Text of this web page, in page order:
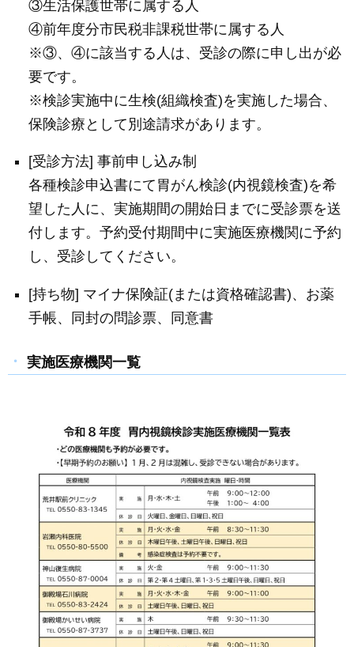
③生活保護世帯に属する人
④前年度分市民税非課税世帯に属する人
※③、④に該当する人は、受診の際に申し出が必
要です。
※検診実施中に生検(組織検査)を実施した場合、
保険診療として別途請求があります。
[受診方法] 事前申し込み制
各種検診申込書にて胃がん検診(内視鏡検査)を希
望した人に、実施期間の開始日までに受診票を送
付します。予約受付期間中に実施医療機関に予約
し、受診してください。
[持ち物] マイナ保険証(または資格確認書)、お薬
手帳、同封の問診票、同意書
実施医療機関一覧